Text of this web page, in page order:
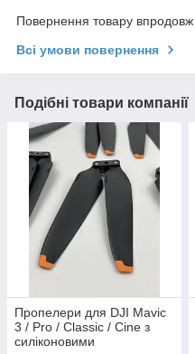
Повернення товару впродовж
Всі умови повернення
Подібні товари компанії
Пропелери для DJI Mavic
3 / Pro / Classic / Cine з
силіконовими